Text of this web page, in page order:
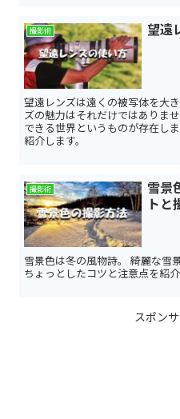
撮影術 望遠
望遠レンズは遠くの被写体を大
ズの魅力はそれだけではありま
できる世界というものが存在し
紹介します。
撮影術
雪景
トと
雪景色は冬の風物詩。 綺麗な雪
ちょっとしたコツと注意点を紹介
スポン